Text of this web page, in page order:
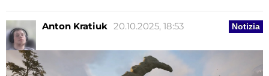
Notizia
Anton Kratiuk 20.10.2025, 18:53